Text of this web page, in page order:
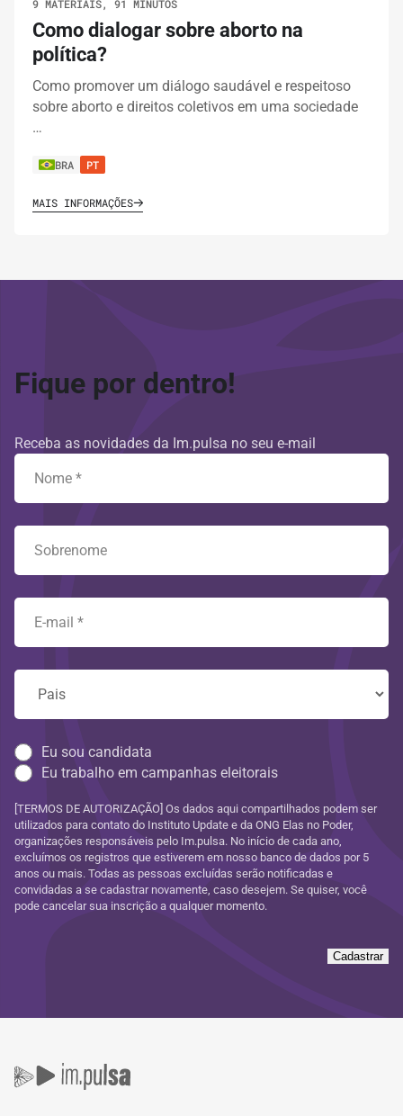
Modelo de relatório pós-campanha
9 MATERIAIS, 91 MINUTOS
Como dialogar sobre aborto na
política?
Como promover um diálogo saudável e respeitoso
sobre aborto e direitos coletivos em uma sociedade
…
BRA PT
MAIS INFORMAÇÕES
Fique por dentro!
Receba as novidades da Im.pulsa no seu e-mail
Eu sou candidata
Eu trabalho em campanhas eleitorais
[TERMOS DE AUTORIZAÇÃO] Os dados aqui compartilhados podem ser
utilizados para contato do Instituto Update e da ONG Elas no Poder,
organizações responsáveis pelo Im.pulsa. No início de cada ano,
excluímos os registros que estiverem em nosso banco de dados por 5
anos ou mais. Todas as pessoas excluídas serão notificadas e
convidadas a se cadastrar novamente, caso desejem. Se quiser, você
pode cancelar sua inscrição a qualquer momento.
Cadastrar